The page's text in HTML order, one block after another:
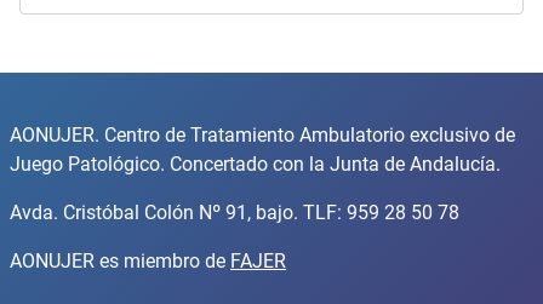
AONUJER. Centro de Tratamiento Ambulatorio exclusivo de
Juego Patológico. Concertado con la Junta de Andalucía.
Avda. Cristóbal Colón Nº 91, bajo. TLF: 959 28 50 78
AONUJER es miembro de FAJER